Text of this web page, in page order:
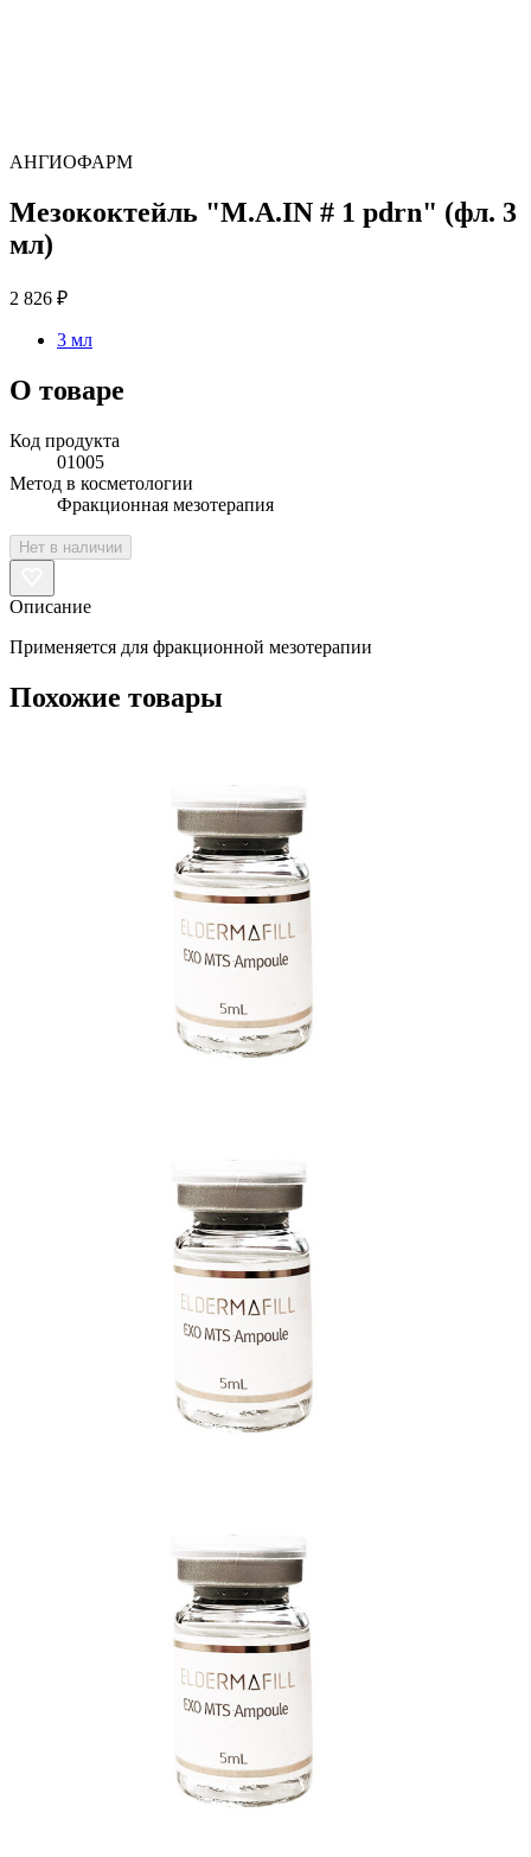
АНГИОФАРМ
Мезококтейль "М.А.IN # 1 pdrn" (фл. 3
мл)
2 826 ₽
3 мл
О товаре
Код продукта
01005
Метод в косметологии
Фракционная мезотерапия
Нет в наличии
Описание
Применяется для фракционной мезотерапии
Похожие товары